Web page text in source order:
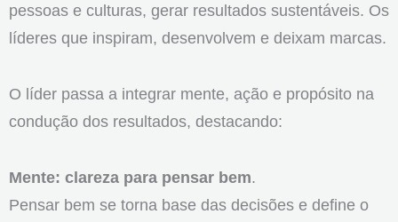
pessoas e culturas, gerar resultados sustentáveis. Os
líderes que inspiram, desenvolvem e deixam marcas.
O líder passa a integrar mente, ação e propósito na
condução dos resultados, destacando:
Mente: clareza para pensar bem.
Pensar bem se torna base das decisões e define o